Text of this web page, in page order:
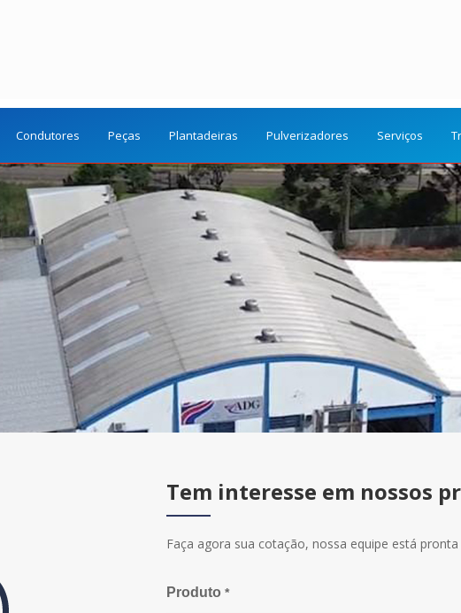
Condutores Peças Plantadeiras Pulverizadores Serviços
Tem interesse em nossos
Faça agora sua cotação, nossa equipe está
Produto *